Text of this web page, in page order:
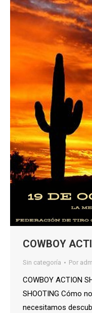
COWBOY
Sin categoría Por
COWBOY ACTION
SHOOTING Cómo
necesitamos